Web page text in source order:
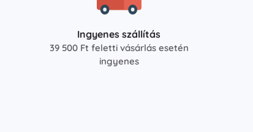
Ingyenes szállítás
39 500 Ft feletti vásárlás esetén
ingyenes